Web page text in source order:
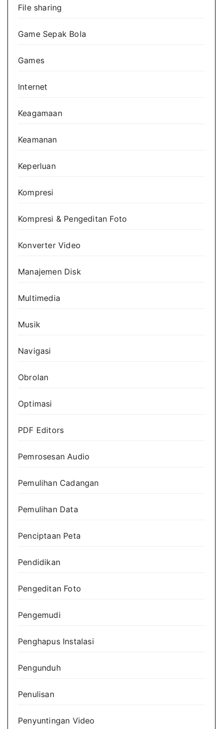
File sharing
Game Sepak Bola
Games
Internet
Keagamaan
Keamanan
Keperluan
Kompresi
Kompresi & Pengeditan Foto
Konverter Video
Manajemen Disk
Multimedia
Musik
Navigasi
Obrolan
Optimasi
PDF Editors
Pemrosesan Audio
Pemulihan Cadangan
Pemulihan Data
Penciptaan Peta
Pendidikan
Pengeditan Foto
Pengemudi
Penghapus Instalasi
Pengunduh
Penulisan
Penyuntingan Video